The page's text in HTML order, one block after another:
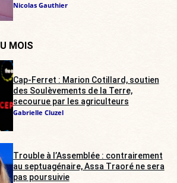
Nicolas Gauthier
MOIS
Cap-Ferret : Marion Cotillard, soutien
des Soulèvements de la Terre,
secourue par les agriculteurs
Gabrielle Cluzel
Trouble à l’Assemblée : contrairement
au septuagénaire, Assa Traoré ne sera
pas poursuivie